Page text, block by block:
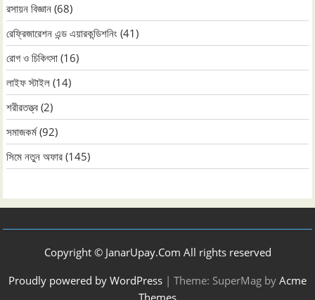
রসায়ন বিজ্ঞান (68)
রেফ্রিজারেশন এন্ড এয়ারকন্ডিশনিং (41)
রোগ ও চিকিৎসা (16)
লাইফ স্টাইল (14)
শরীরতত্ত্ব (2)
সমাজকর্ম(92)
সিমে নতুন ‍অফার (145)
Copyright © JanarUpay.Com All rights reserved
Proudly powered by WordPress | Theme: SuperMag by Acme
Themes